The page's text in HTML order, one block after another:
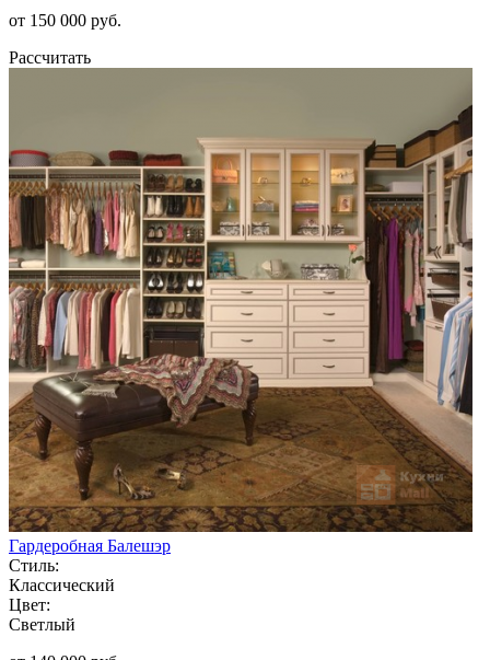
от 150 000 руб.
Рассчитать
Гардеробная Балешэр
Стиль:
Классический
Цвет:
Светлый